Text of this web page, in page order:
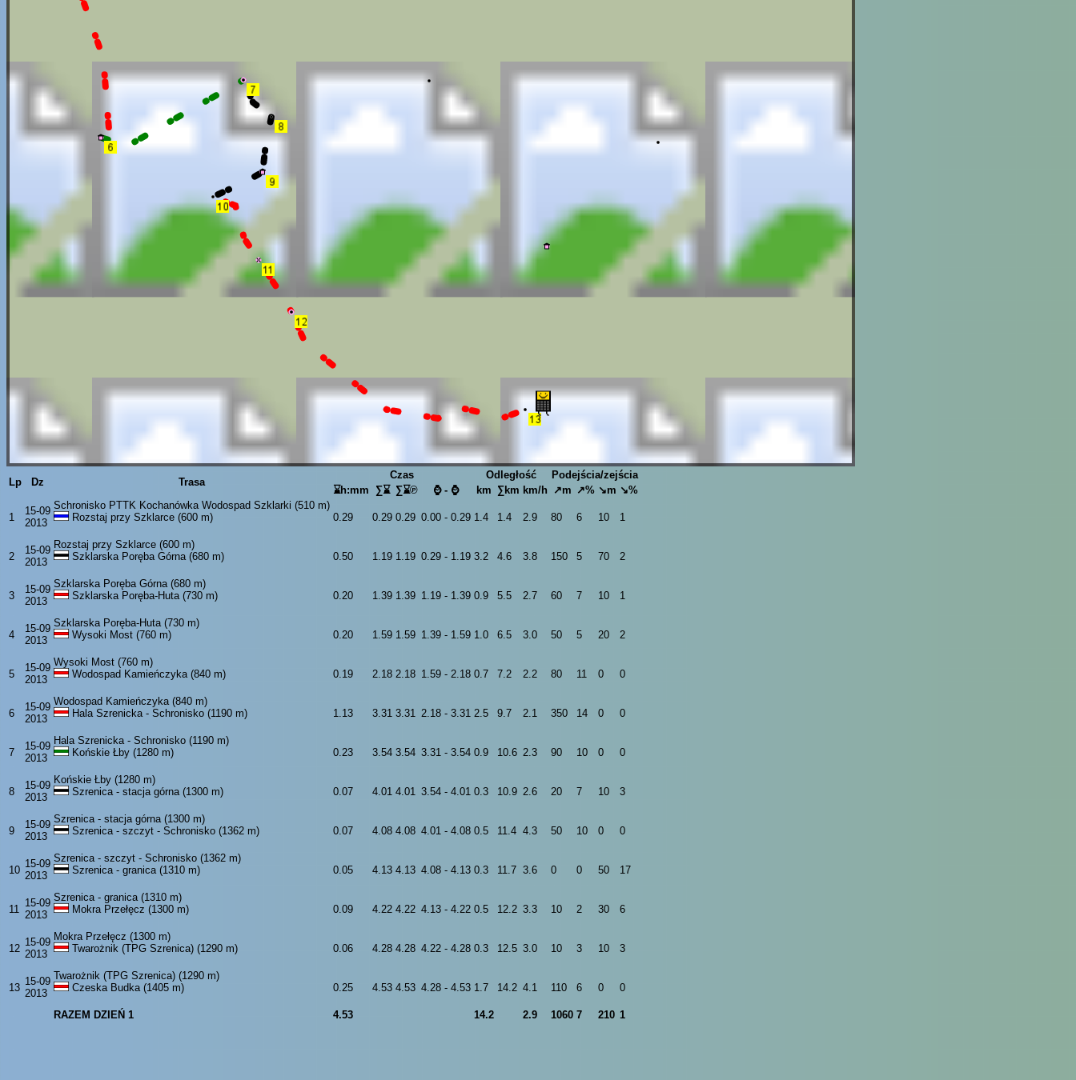
Lp Dz Trasa
Czas Odległość
Podejścia/zejścia
⌛h:mm
∑⌛ ∑⌛℗ ⌚ - ⌚ km ∑km km/h ↗m ↗% ↘m ↘%
1
15-09
2013
Schronisko PTTK Kochanówka Wodospad Szklarki (510 m)
Rozstaj przy Szklarce (600 m)
0.29 0.29 0.29 0.00 - 0.29 1.4 1.4 2.9 80 6 10 1
2
15-09
2013
Rozstaj przy Szklarce (600 m)
Szklarska Poręba Górna (680 m)
0.50 1.19 1.19 0.29 - 1.19 3.2 4.6 3.8 150 5 70 2
3
15-09
2013
Szklarska Poręba Górna (680 m)
Szklarska Poręba-Huta (730 m)
0.20 1.39 1.39 1.19 - 1.39 0.9 5.5 2.7 60 7 10 1
4
15-09
2013
Szklarska Poręba-Huta (730 m)
Wysoki Most (760 m)
0.20 1.59 1.59 1.39 - 1.59 1.0 6.5 3.0 50 5 20 2
5
15-09
2013
Wysoki Most (760 m)
Wodospad Kamieńczyka (840 m)
0.19 2.18 2.18 1.59 - 2.18 0.7 7.2 2.2 80 11 0 0
6
15-09
2013
Wodospad Kamieńczyka (840 m)
Hala Szrenicka - Schronisko (1190 m)
1.13 3.31 3.31 2.18 - 3.31 2.5 9.7 2.1 350 14 0 0
7
15-09
2013
Hala Szrenicka - Schronisko (1190 m)
Końskie Łby (1280 m)
0.23 3.54 3.54 3.31 - 3.54 0.9 10.6 2.3 90 10 0 0
8
15-09
2013
Końskie Łby (1280 m)
Szrenica - stacja górna (1300 m)
0.07 4.01 4.01 3.54 - 4.01 0.3 10.9 2.6 20 7 10 3
9
15-09
2013
Szrenica - stacja górna (1300 m)
Szrenica - szczyt - Schronisko (1362 m)
0.07 4.08 4.08 4.01 - 4.08 0.5 11.4 4.3 50 10 0 0
10
15-09
2013
Szrenica - szczyt - Schronisko (1362 m)
Szrenica - granica (1310 m)
0.05 4.13 4.13 4.08 - 4.13 0.3 11.7 3.6 0 0 50 17
11
15-09
2013
Szrenica - granica (1310 m)
Mokra Przełęcz (1300 m)
0.09 4.22 4.22 4.13 - 4.22 0.5 12.2 3.3 10 2 30 6
12
15-09
2013
Mokra Przełęcz (1300 m)
Twarożnik (TPG Szrenica) (1290 m)
0.06 4.28 4.28 4.22 - 4.28 0.3 12.5 3.0 10 3 10 3
13
15-09
2013
Twarożnik (TPG Szrenica) (1290 m)
Czeska Budka (1405 m)
0.25 4.53 4.53 4.28 - 4.53 1.7 14.2 4.1 110 6 0 0
RAZEM DZIEŃ 1 4.53 14.2 2.9 1060 7 210 1